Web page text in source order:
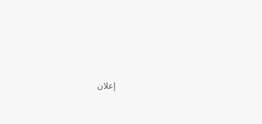
إعلان